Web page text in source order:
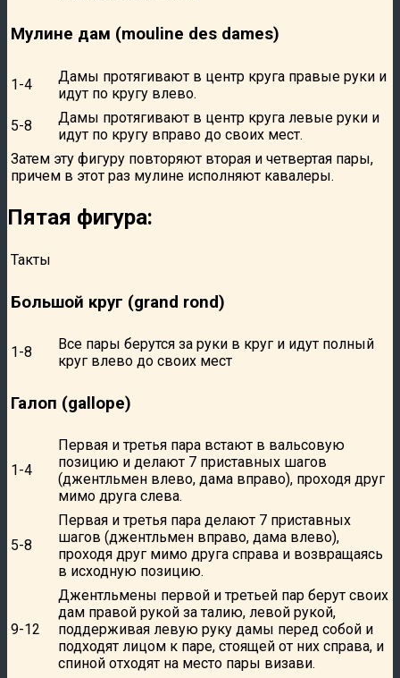
Мулине дам (mouline des dames)
1-4
Дамы протягивают в центр круга правые руки и
идут по кругу влево.
5-8
Дамы протягивают в центр круга левые руки и
идут по кругу вправо до своих мест.
Затем эту фигуру повторяют вторая и четвертая пары,
причем в этот раз мулине исполняют кавалеры.
Пятая фигура:
Такты
Большой круг (grand rond)
1-8
Все пары берутся за руки в круг и идут полный
круг влево до своих мест
Галоп (gallope)
1-4
Первая и третья пара встают в вальсовую
позицию и делают 7 приставных шагов
(джентльмен влево, дама вправо), проходя друг
мимо друга слева.
5-8
Первая и третья пара делают 7 приставных
шагов (джентльмен вправо, дама влево),
проходя друг мимо друга справа и возвращаясь
в исходную позицию.
9-12
Джентльмены первой и третьей пар берут своих
дам правой рукой за талию, левой рукой,
поддерживая левую руку дамы перед собой и
подходят лицом к паре, стоящей от них справа, и
спиной отходят на место пары визави.